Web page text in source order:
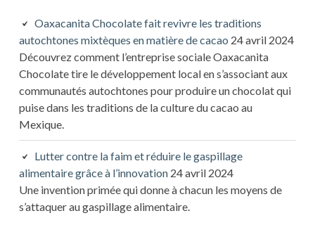
Oaxacanita Chocolate fait revivre les traditions
autochtones mixtèques en matière de cacao 24 avril 2024
Découvrez comment l’entreprise sociale Oaxacanita
Chocolate tire le développement local en s’associant aux
communautés autochtones pour produire un chocolat qui
puise dans les traditions de la culture du cacao au
Mexique.
Lutter contre la faim et réduire le gaspillage
alimentaire grâce à l’innovation 24 avril 2024
Une invention primée qui donne à chacun les moyens de
s’attaquer au gaspillage alimentaire.